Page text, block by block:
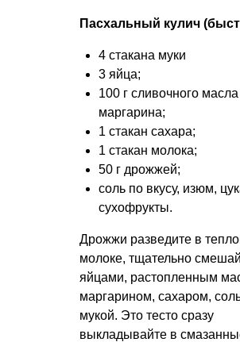
Пасхальный кулич
4 стакана муки
3 яйца;
100 г сливочного
маргарина;
1 стакан сахара;
1 стакан молока;
50 г дрожжей;
соль по вкусу, изюм,
сухофрукты.
Дрожжи разведите в
молоке, тщательно
яйцами, растопленным
маргарином, сахаром,
мукой. Это тесто сразу
выкладывайте в